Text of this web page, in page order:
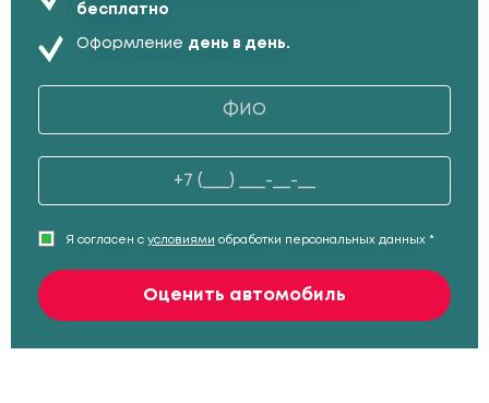
бесплатно
Оформление день в день.
Я согласен с условиями обработки персональных данных *
Оценить автомобиль